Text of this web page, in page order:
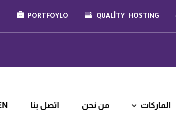
PORTFOYLO QUALITY HOSTING